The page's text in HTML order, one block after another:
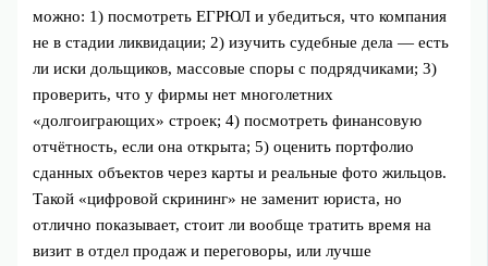
можно: 1) посмотреть ЕГРЮЛ и убедиться, что компания
не в стадии ликвидации; 2) изучить судебные дела — есть
ли иски дольщиков, массовые споры с подрядчиками; 3)
проверить, что у фирмы нет многолетних
«долгоиграющих» строек; 4) посмотреть финансовую
отчётность, если она открыта; 5) оценить портфолио
сданных объектов через карты и реальные фото жильцов.
Такой «цифровой скрининг» не заменит юриста, но
отлично показывает, стоит ли вообще тратить время на
визит в отдел продаж и переговоры, или лучше